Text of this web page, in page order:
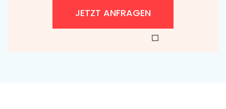
JETZT ANFRAGEN